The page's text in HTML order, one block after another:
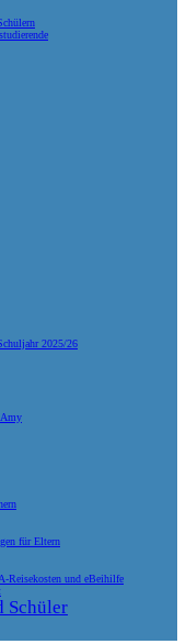
2025/26
Amy
für Eltern
Reisekosten und eBeihilfe
Schüler